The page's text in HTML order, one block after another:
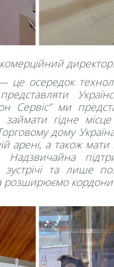
директор:
це осередок
Сервіс” ми
гідне
дому
а також мати
зустрічі та
розширюємо кордони